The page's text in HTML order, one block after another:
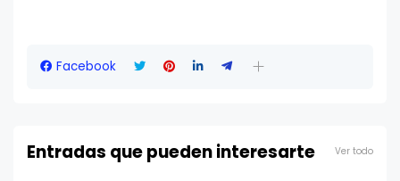
Facebook
Entradas que pueden interesarte Ver todo